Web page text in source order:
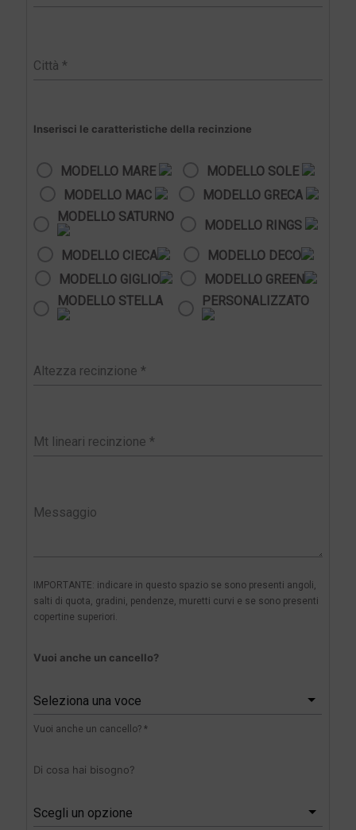
Inserisci le caratteristiche della recinzione
MODELLO MARE
MODELLO SOLE
MODELLO MAC
MODELLO GRECA
MODELLO SATURNO
MODELLO RINGS
MODELLO CIECA
MODELLO DECO
MODELLO GIGLIO
MODELLO GREEN
MODELLO STELLA
PERSONALIZZATO
IMPORTANTE: indicare in questo spazio se sono presenti angoli,
salti di quota, gradini, pendenze, muretti curvi e se sono presenti
copertine superiori.
Vuoi anche un cancello?
Seleziona una voce
Vuoi anche un cancello? *
Di cosa hai bisogno?
Scegli un opzione